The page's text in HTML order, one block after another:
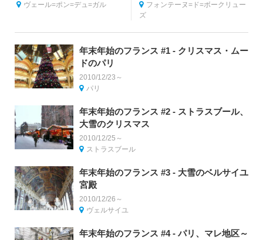
ヴェール=ポン=デュ=ガル
フォンテーヌ=ド=ボークリュー
ズ
年末年始のフランス #1 - クリスマス・ムー
ドのパリ
2010/12/23～
パリ
年末年始のフランス #2 - ストラスブール、
大雪のクリスマス
2010/12/25～
ストラスブール
年末年始のフランス #3 - 大雪のベルサイユ
宮殿
2010/12/26～
ヴェルサイユ
年末年始のフランス #4 - パリ、マレ地区～